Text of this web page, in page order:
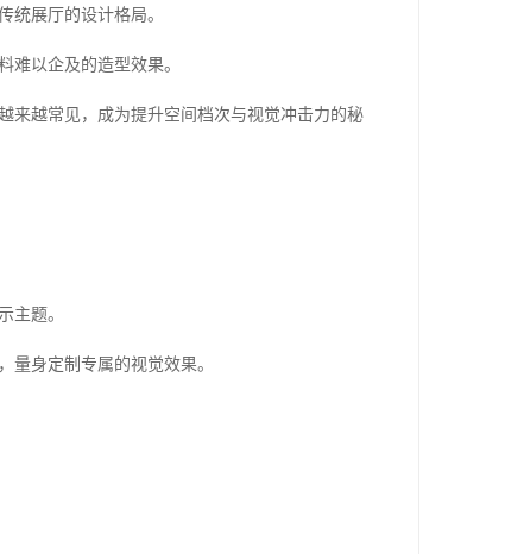
统展厅的设计格局。
难以企及的造型效果。
来越常见，成为提升空间档次与视觉冲击力的秘
主题。
身定制专属的视觉效果。